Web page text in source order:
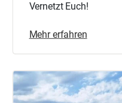
Vernetzt Euch!
Mehr erfahren